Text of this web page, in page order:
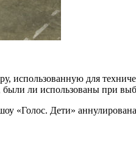
использованную для
ли использованы при